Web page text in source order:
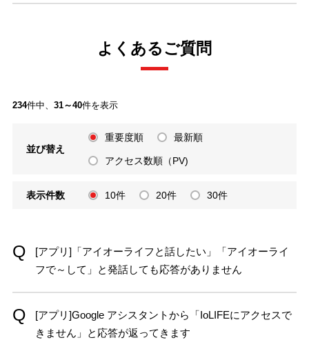
よくあるご質問
234件中、 31～40件を表示
並び替え
重要度順 最新順
アクセス数順（PV)
表示件数 10件 20件 30件
[アプリ]「アイオーライフと話したい」「アイオーライ
フで～して」と発話しても応答がありません
[アプリ]Google アシスタントから「IoLIFEにアクセスで
きません」と応答が返ってきます